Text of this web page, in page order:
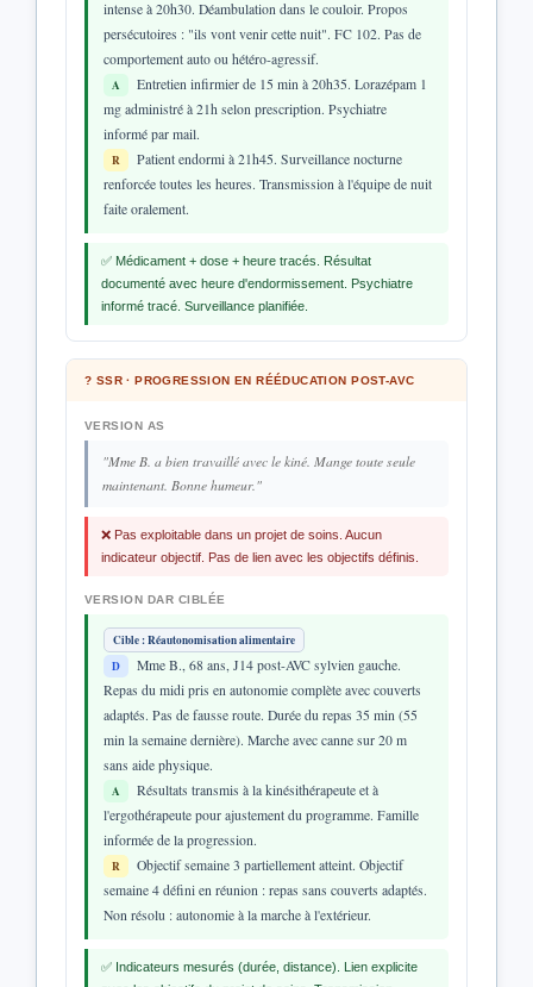
intense à 20h30. Déambulation dans le couloir. Propos
persécutoires : "ils vont venir cette nuit". FC 102. Pas de
comportement auto ou hétéro-agressif.
A
Entretien infirmier de 15 min à 20h35. Lorazépam 1
mg administré à 21h selon prescription. Psychiatre
informé par mail.
R
Patient endormi à 21h45. Surveillance nocturne
renforcée toutes les heures. Transmission à l'équipe de nuit
faite oralement.
✅ Médicament + dose + heure tracés. Résultat
documenté avec heure d'endormissement. Psychiatre
informé tracé. Surveillance planifiée.
? SSR · PROGRESSION EN RÉÉDUCATION POST-AVC
VERSION AS
"Mme B. a bien travaillé avec le kiné. Mange toute seule
maintenant. Bonne humeur."
❌ Pas exploitable dans un projet de soins. Aucun
indicateur objectif. Pas de lien avec les objectifs définis.
VERSION DAR CIBLÉE
Cible : Réautonomisation alimentaire
D
Mme B., 68 ans, J14 post-AVC sylvien gauche.
Repas du midi pris en autonomie complète avec couverts
adaptés. Pas de fausse route. Durée du repas 35 min (55
min la semaine dernière). Marche avec canne sur 20 m
sans aide physique.
A
Résultats transmis à la kinésithérapeute et à
l'ergothérapeute pour ajustement du programme. Famille
informée de la progression.
R
Objectif semaine 3 partiellement atteint. Objectif
semaine 4 défini en réunion : repas sans couverts adaptés.
Non résolu : autonomie à la marche à l'extérieur.
✅ Indicateurs mesurés (durée, distance). Lien explicite